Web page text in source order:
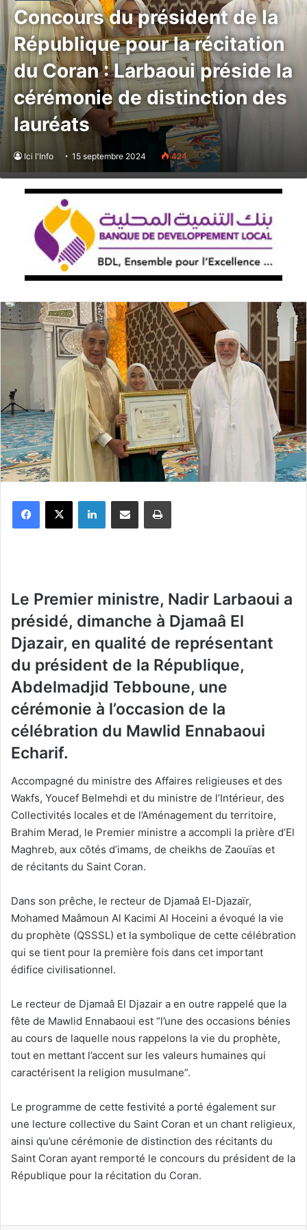
Concours du président de la
République pour la récitation
du Coran : Larbaoui préside la
cérémonie de distinction des
lauréats
Ici l'Info 15 septembre 2024 424
Le Premier ministre, Nadir Larbaoui a
présidé, dimanche à Djamaâ El
Djazair, en qualité de représentant
du président de la République,
Abdelmadjid Tebboune, une
cérémonie à l’occasion de la
célébration du Mawlid Ennabaoui
Echarif.
Accompagné du ministre des Affaires religieuses et des
Wakfs, Youcef Belmehdi et du ministre de l’Intérieur, des
Collectivités locales et de l’Aménagement du territoire,
Brahim Merad, le Premier ministre a accompli la prière d’El
Maghreb, aux côtés d’imams, de cheikhs de Zaouïas et
de récitants du Saint Coran.
Dans son prêche, le recteur de Djamaâ El-Djazaïr,
Mohamed Maâmoun Al Kacimi Al Hoceini a évoqué la vie
du prophète (QSSSL) et la symbolique de cette célébration
qui se tient pour la première fois dans cet important
édifice civilisationnel.
Le recteur de Djamaâ El Djazair a en outre rappelé que la
fête de Mawlid Ennabaoui est “l’une des occasions bénies
au cours de laquelle nous rappelons la vie du prophète,
tout en mettant l’accent sur les valeurs humaines qui
caractérisent la religion musulmane”.
Le programme de cette festivité a porté également sur
une lecture collective du Saint Coran et un chant religieux,
ainsi qu’une cérémonie de distinction des récitants du
Saint Coran ayant remporté le concours du président de la
République pour la récitation du Coran.